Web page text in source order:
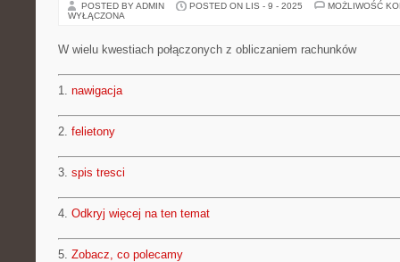
POSTED BY ADMIN POSTED ON LIS - 9 - 2025
MOŻLIWOŚĆ
WYŁĄCZONA
W wielu kwestiach połączonych z obliczaniem rachunków
1. nawigacja
2. felietony
3. spis tresci
4. Odkryj więcej na ten temat
5. Zobacz, co polecamy